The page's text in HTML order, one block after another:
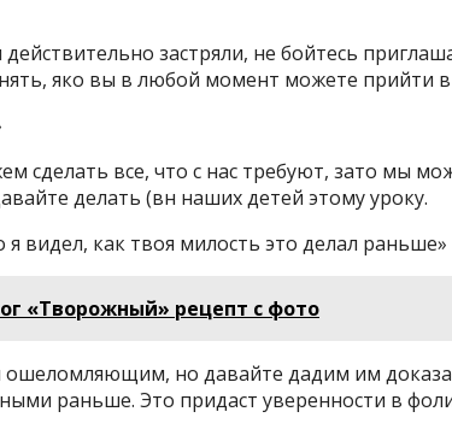
застряли, не бойтесь
яко вы в любой момент можете прийти
сделать все, что с нас требуют, зато мы
делать (вн наших детей этому уроку.
я видел, как твоя милость это делал раньше»
«Творожный» рецепт с фото
ошеломляющим, но давайте дадим им
раньше. Это придаст уверенности в